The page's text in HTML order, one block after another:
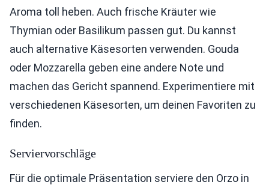
Aroma toll heben. Auch frische Kräuter wie
Thymian oder Basilikum passen gut. Du kannst
auch alternative Käsesorten verwenden. Gouda
oder Mozzarella geben eine andere Note und
machen das Gericht spannend. Experimentiere mit
verschiedenen Käsesorten, um deinen Favoriten zu
finden.
Serviervorschläge
Für die optimale Präsentation serviere den Orzo in